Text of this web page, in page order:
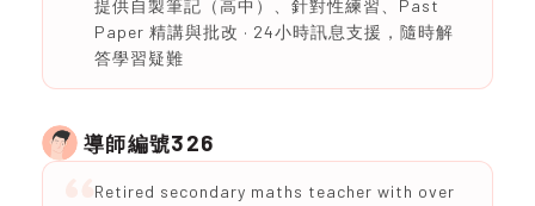
提供自製筆記（高中）、針對性練習、Past
Paper 精講與批改 · 24小時訊息支援，隨時解
答學習疑難
導師編號326
Retired secondary maths teacher with over